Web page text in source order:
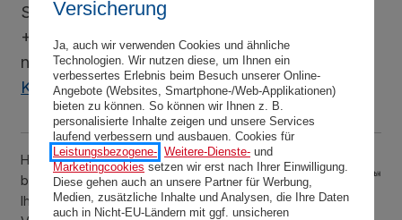
Versicherung
Ja, auch wir verwenden Cookies und ähnliche
Technologien. Wir nutzen diese, um Ihnen ein
verbessertes Erlebnis beim Besuch unserer Online-
Angebote (Websites, Smartphone-/Web-Applikationen)
bieten zu können. So können wir Ihnen z. B.
personalisierte Inhalte zeigen und unsere Services
laufend verbessern und ausbauen. Cookies für
Leistungsbezogene-, Weitere-Dienste-und
Marketingcookies setzen wir erst nach Ihrer Einwilligung.
Diese gehen auch an unsere Partner für Werbung,
Medien, zusätzliche Inhalte und Analysen, die Ihre Daten
auch in Nicht-EU-Ländern mit ggf. unsicheren